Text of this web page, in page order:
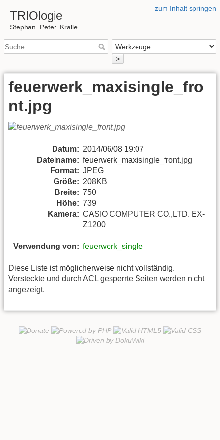
zum Inhalt springen
TRIOlogie
Stephan. Peter. Kralle.
>
feuerwerk_maxisingle_fro
nt.jpg
Datum: 2014/06/08 19:07
Dateiname: feuerwerk_maxisingle_front.jpg
Format: JPEG
Größe: 208KB
Breite: 750
Höhe: 739
Kamera: CASIO COMPUTER CO.,LTD. EX-
Z1200
Verwendung von: feuerwerk_single
Diese Liste ist möglicherweise nicht vollständig.
Versteckte und durch ACL gesperrte Seiten werden nicht
angezeigt.